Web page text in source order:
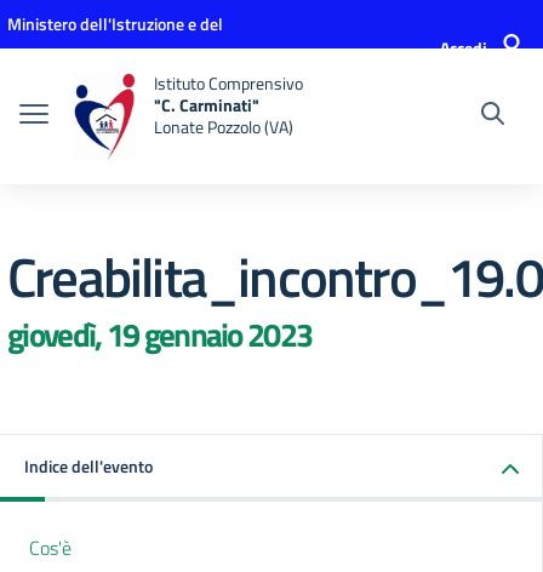
Vai ai contenuti
Vai al menu di navigazione
Vai al footer
Ministero dell'Istruzione e del
Accedi
Istituto Comprensivo
"C. Carminati"
Lonate Pozzolo (VA)
giovedì, 19 gennaio 2023
Indice dell'evento
Cos'è